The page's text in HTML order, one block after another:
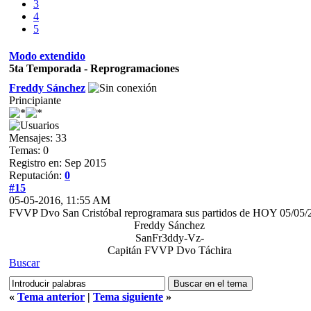
3
4
5
Modo extendido
5ta Temporada - Reprogramaciones
Freddy Sánchez
Principiante
Mensajes: 33
Temas: 0
Registro en: Sep 2015
Reputación: 0
#15
05-05-2016, 11:55 AM
FVVP Dvo San Cristóbal reprogramara sus partidos de HOY 05/05/
Freddy Sánchez
SanFr3ddy-Vz-
Capitán FVVP Dvo Táchira
Buscar
« Tema anterior | Tema siguiente »